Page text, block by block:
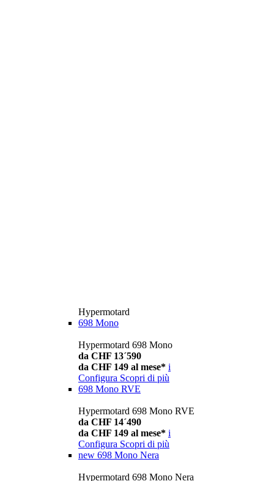
Hypermotard
698 Mono
Hypermotard 698 Mono
da CHF 13´590
da CHF 149 al mese* i
Configura Scopri di più
698 Mono RVE
Hypermotard 698 Mono RVE
da CHF 14´490
da CHF 149 al mese* i
Configura Scopri di più
new 698 Mono Nera
Hypermotard 698 Mono Nera